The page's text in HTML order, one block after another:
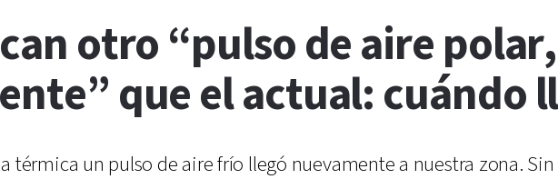
otro “pulso de aire
que el actual: cuándo
térmica un pulso de aire frío llegó nuevamente a nuestra zona.